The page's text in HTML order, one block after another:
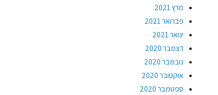
מרץ 2021
פברואר 2021
ינואר 2021
דצמבר 2020
נובמבר 2020
אוקטובר 2020
ספטמבר 2020